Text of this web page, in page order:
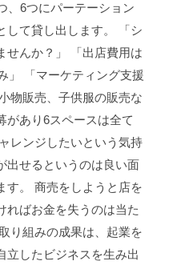
、6つにパーテーション
て貸し出します。
「シ
んか？」
「出店費用は
」
「マーケティング支援
物販売、子供服の販売な
があり6スペースは全て
レンジしたいという気持
出せるというのは良い面
。
商売をしようと店を
ればお金を失うのは当た
り組みの成果は、起業を
立したビジネスを生み出